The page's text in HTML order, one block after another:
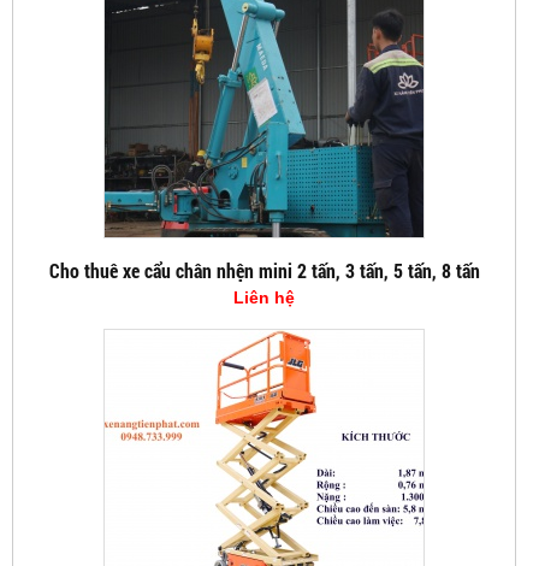
Cho thuê xe cẩu chân nhện mini 2 tấn, 3 tấn, 5 tấn, 8 tấn
Liên hệ